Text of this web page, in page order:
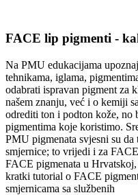
FACE lip pigmenti -
Na PMU edukacijama
tehnikama, iglama,
odabrati ispravan pigment za
našem znanju, već i o kemiji
odrediti ton i podton kože, no
pigmentima koje koristimo.
PMU pigmenata svjesni su
smjernice; to vrijedi i za
FACE pigmenata u
kratki tutorial o FACE
smjernicama sa službenih